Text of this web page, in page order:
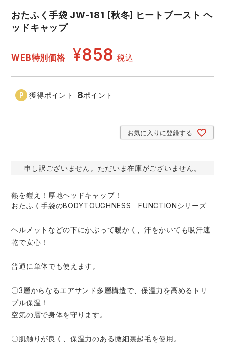
作業用小物・アクセサリー
つなぎ
アイズフロンティア ランキング
TSDESIGN ランキング
コーコス ランキング
ネーム刺繍・プリント加工対象商品
作業着
カジュアル
ハイパーV
ムービンカット グラディエーター
ニオイクリア
中塚被服
スターライト工業
弘進ゴム
福山ゴム工業
医療白衣・介護服
おたふく手袋 JW-181 [秋冬] ヒートブースト ヘ
ッドキャップ
WEB特別価格 ¥858 税込
獲得ポイント 8ポイント
お気に入りに登録する
申し訳ございません。ただいま在庫がございません。
熱を鎧え！厚地ヘッドキャップ！
おたふく手袋のBODYTOUGHNESS FUNCTIONシリーズ
ヘルメットなどの下にかぶって暖かく、汗をかいても吸汗速
乾で安心！
普通に単体でも使えます。
〇3層からなるエアサンド多層構造で、保温力を高めるトリ
プル保温！
空気の層で身体を守ります。
〇肌触りが良く、保温力のある微細裏起毛を使用。